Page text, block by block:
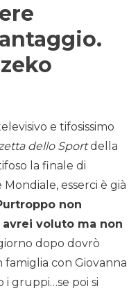
e tifosissimo
dello Sportdella
la finale di
esserci è già
non
voluto ma non
dopo dovrò
con Giovanna
i gruppi…se poi si